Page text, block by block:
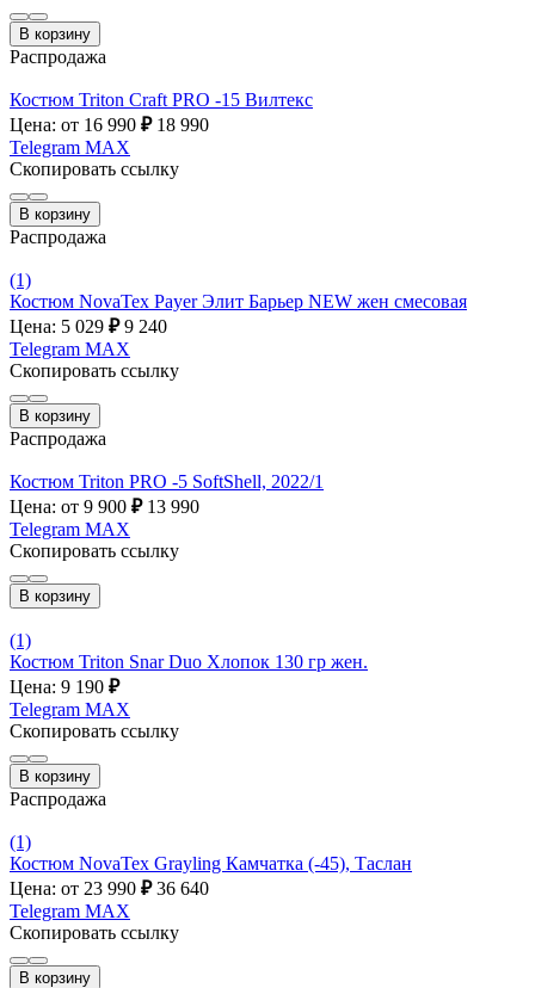
В корзину
Распродажа
Костюм Triton Craft PRO -15 Вилтекс
Цена: от 16 990 ₽ 18 990
Telegram MAX
Скопировать ссылку
В корзину
Распродажа
(1)
Костюм NovaTex Payer Элит Барьер NEW жен смесовая
Цена: 5 029 ₽ 9 240
Telegram MAX
Скопировать ссылку
В корзину
Распродажа
Костюм Triton PRO -5 SoftShell, 2022/1
Цена: от 9 900 ₽ 13 990
Telegram MAX
Скопировать ссылку
В корзину
(1)
Костюм Triton Snar Duo Хлопок 130 гр жен.
Цена: 9 190 ₽
Telegram MAX
Скопировать ссылку
В корзину
Распродажа
(1)
Костюм NovaTex Grayling Камчатка (-45), Таслан
Цена: от 23 990 ₽ 36 640
Telegram MAX
Скопировать ссылку
В корзину